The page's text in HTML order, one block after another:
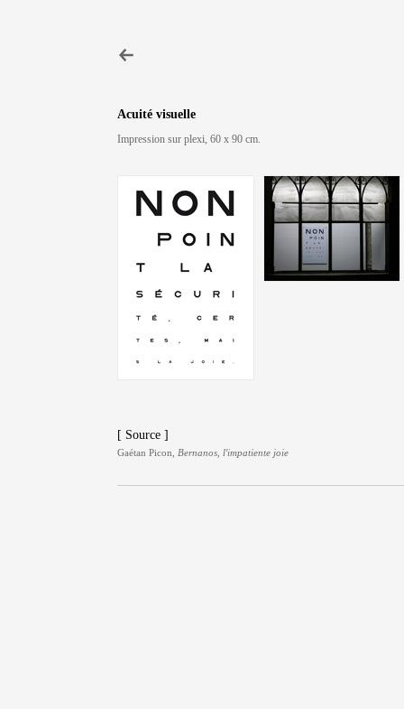
Acuité visuelle
Impression sur plexi, 60 x 90 cm.
[ Source ]
Gaétan Picon, Bernanos, l'impatiente joie